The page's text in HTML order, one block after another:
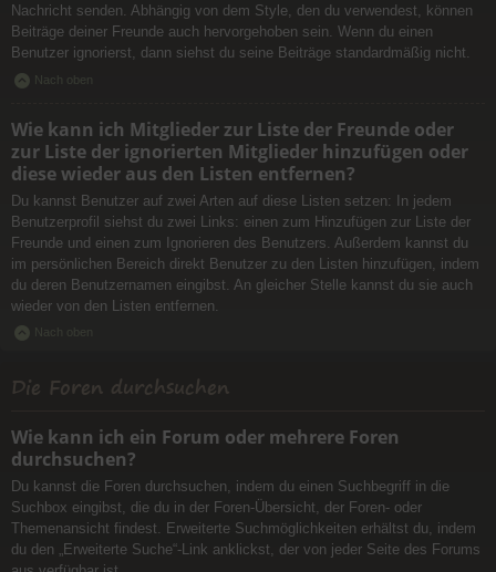
Nachricht senden. Abhängig von dem Style, den du verwendest, können
Beiträge deiner Freunde auch hervorgehoben sein. Wenn du einen
Benutzer ignorierst, dann siehst du seine Beiträge standardmäßig nicht.
Nach oben
Wie kann ich Mitglieder zur Liste der Freunde oder
zur Liste der ignorierten Mitglieder hinzufügen oder
diese wieder aus den Listen entfernen?
Du kannst Benutzer auf zwei Arten auf diese Listen setzen: In jedem
Benutzerprofil siehst du zwei Links: einen zum Hinzufügen zur Liste der
Freunde und einen zum Ignorieren des Benutzers. Außerdem kannst du
im persönlichen Bereich direkt Benutzer zu den Listen hinzufügen, indem
du deren Benutzernamen eingibst. An gleicher Stelle kannst du sie auch
wieder von den Listen entfernen.
Nach oben
Die Foren durchsuchen
Wie kann ich ein Forum oder mehrere Foren
durchsuchen?
Du kannst die Foren durchsuchen, indem du einen Suchbegriff in die
Suchbox eingibst, die du in der Foren-Übersicht, der Foren- oder
Themenansicht findest. Erweiterte Suchmöglichkeiten erhältst du, indem
du den „Erweiterte Suche“-Link anklickst, der von jeder Seite des Forums